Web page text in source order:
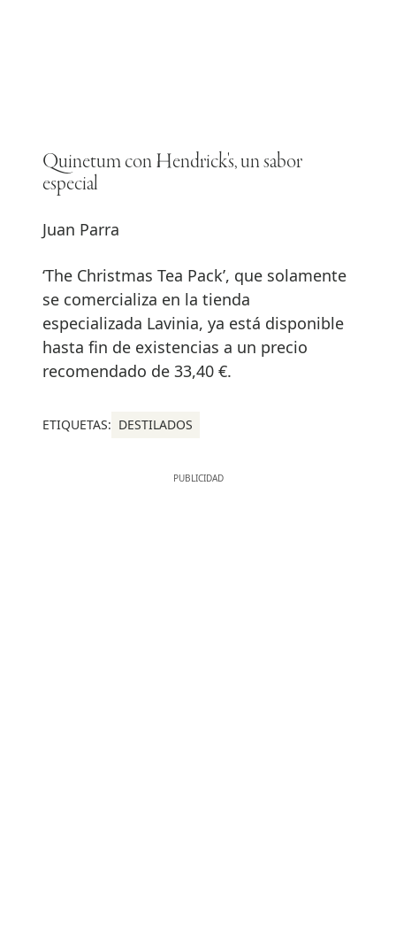
Quinetum con Hendrick's, un sabor
especial
Juan Parra
‘The Christmas Tea Pack’, que solamente
se comercializa en la tienda
especializada Lavinia, ya está disponible
hasta fin de existencias a un precio
recomendado de 33,40 €.
ETIQUETAS: DESTILADOS